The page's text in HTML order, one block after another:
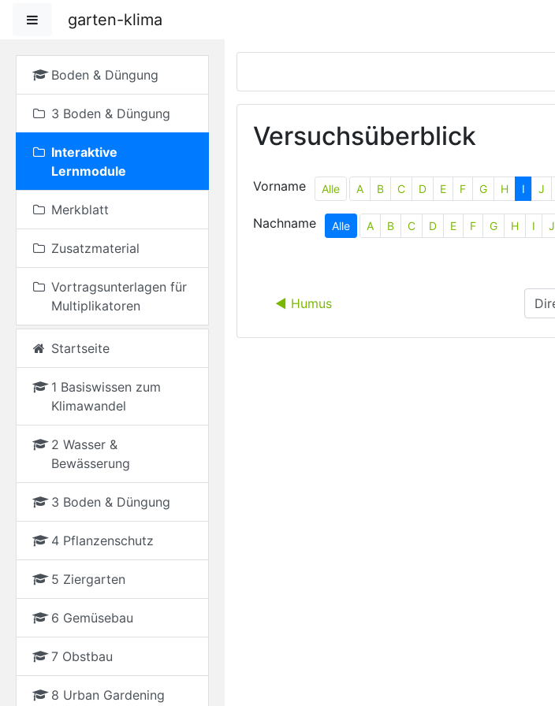
Website-Übersicht
garten-klima
Boden & Düngung
3 Boden & Düngung
Interaktive
Lernmodule
Merkblatt
Zusatzmaterial
Vortragsunterlagen für
Multiplikatoren
Startseite
1 Basiswissen zum
Klimawandel
2 Wasser &
Bewässerung
3 Boden & Düngung
4 Pflanzenschutz
5 Ziergarten
6 Gemüsebau
7 Obstbau
8 Urban Gardening
Versuchsüberblick
Vorname
Alle A B C D E F G H I J
Nachname Alle A B C D E F G H I J
◀︎ Humus Direkt zu: